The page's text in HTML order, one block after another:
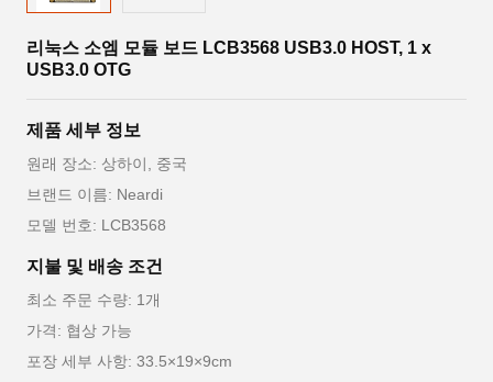
리눅스 소엠 모듈 보드 LCB3568 USB3.0 HOST, 1 x
USB3.0 OTG
제품 세부 정보
원래 장소: 상하이, 중국
브랜드 이름: Neardi
모델 번호: LCB3568
지불 및 배송 조건
최소 주문 수량: 1개
가격: 협상 가능
포장 세부 사항: 33.5×19×9cm